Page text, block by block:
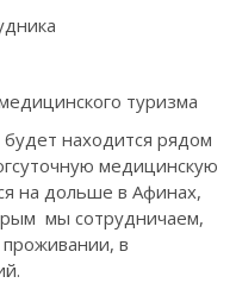
туризма
будет находится рядом
медицинскую
на дольше в Афинах,
мы сотрудничаем,
в